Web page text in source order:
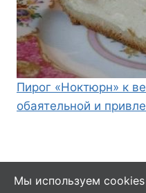
Пирог «Ноктюрн» к
обаятельной и
Мы используем cookies